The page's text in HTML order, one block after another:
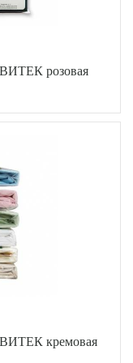
розовая
кремовая